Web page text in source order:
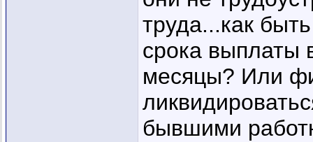
труда...как
срока выплаты
месяцы? Или
бывшими